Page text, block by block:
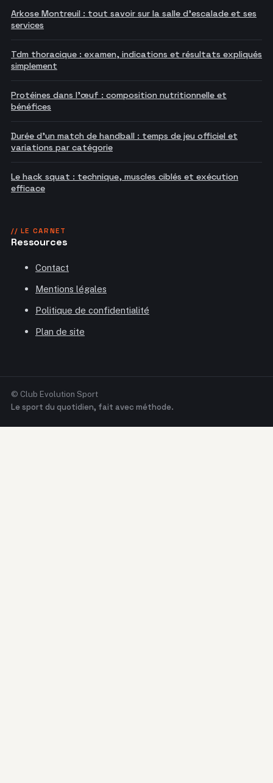
Arkose Montreuil : tout savoir sur la salle d'escalade et ses
services
Tdm thoracique : examen, indications et résultats expliqués
simplement
Protéines dans l'œuf : composition nutritionnelle et
bénéfices
Durée d'un match de handball : temps de jeu officiel et
variations par catégorie
Le hack squat : technique, muscles ciblés et exécution
efficace
// LE CARNET
Ressources
Contact
Mentions légales
Politique de confidentialité
Plan de site
© Club Evolution Sport
Le sport du quotidien, fait avec méthode.